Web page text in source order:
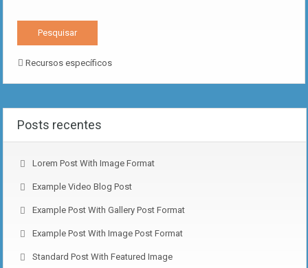
Recursos específicos
Posts recentes
Lorem Post With Image Format
Example Video Blog Post
Example Post With Gallery Post Format
Example Post With Image Post Format
Standard Post With Featured Image